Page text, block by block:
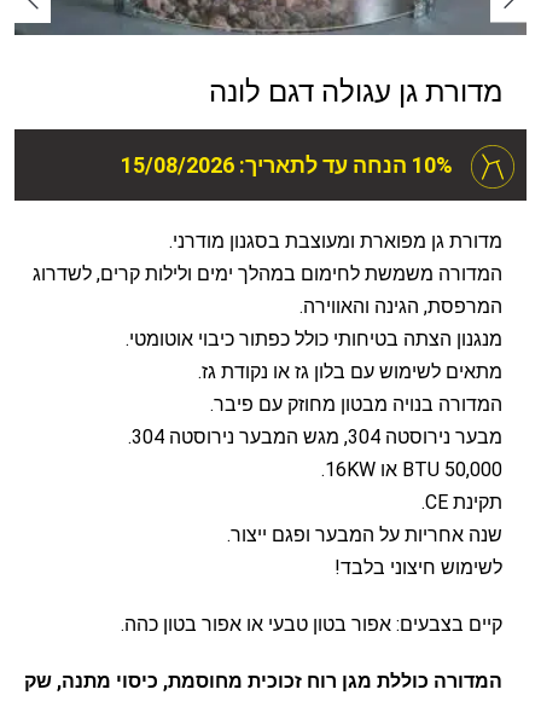
מדורת גן עגולה דגם לונה
10% הנחה עד לתאריך: 15/08/2026
מדורת גן מפוארת ומעוצבת בסגנון מודרני.
המדורה משמשת לחימום במהלך ימים ולילות קרים, לשדרוג
המרפסת, הגינה והאווירה.
מנגנון הצתה בטיחותי כולל כפתור כיבוי אוטומטי.
מתאים לשימוש עם בלון גז או נקודת גז.
המדורה בנויה מבטון מחוזק עם פיבר.
מבער נירוסטה 304, מגש המבער נירוסטה 304.
50,000 BTU או 16KW.
תקינת CE.
שנה אחריות על המבער ופגם ייצור.
לשימוש חיצוני בלבד!
קיים בצבעים: אפור בטון טבעי או אפור בטון כהה.
המדורה כוללת מגן רוח זכוכית מחוסמת, כיסוי מתנה, שק